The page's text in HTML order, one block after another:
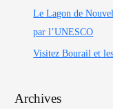
Le Lagon de
par l’UNESCO
Visitez Bourail et
Archives